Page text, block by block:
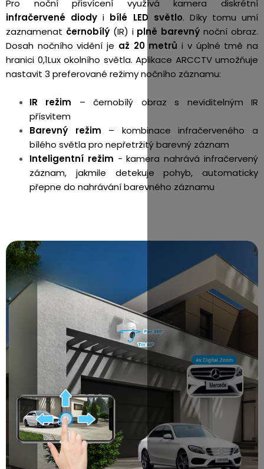
Pro noční přisvícení využívá kamera diskrétní
infračervené diody i bílé LED světlo. Díky tomu umí
zaznamenat černobílý(IR) i plně barevný noční obraz.
Dosah nočního vidění je až 20 metrů i v úplné tmě na
hranici 0,1Lux okolního světla. Aplikace ARCCTV umožňuje
nastavit 3 preferované režimy nočního záznamu:
IR režim – černobílý obraz s neviditelným IR
přísvitem
Barevný režim – kombinace infračerveného a
bílého světla pro nepřetržitý barevný záznam
Inteligentní režim - kamera nahrává infračervený
záznam, jakmile detekuje pohyb, automaticky
přepne do nahrávání barevného záznamu